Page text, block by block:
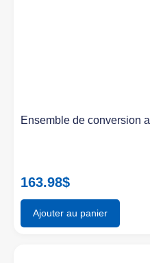
Ensemble de conversion
163.98$
Ajouter au panier